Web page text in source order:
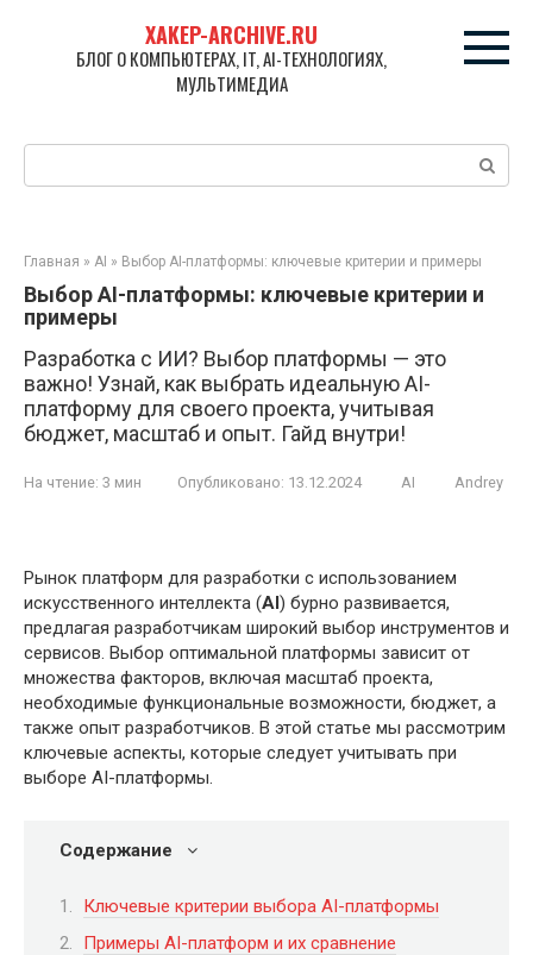
XAKEP-ARCHIVE.RU
БЛОГ О КОМПЬЮТЕРАХ, IT, AI-ТЕХНОЛОГИЯХ,
МУЛЬТИМЕДИА
Поиск:
Главная » AI » Выбор AI-платформы: ключевые критерии и примеры
Выбор AI-платформы: ключевые критерии и
примеры
Разработка с ИИ? Выбор платформы — это
важно! Узнай, как выбрать идеальную AI-
платформу для своего проекта, учитывая
бюджет, масштаб и опыт. Гайд внутри!
На чтение: 3 мин Опубликовано: 13.12.2024 AI Andrey
Рынок платформ для разработки с использованием
искусственного интеллекта (AI) бурно развивается,
предлагая разработчикам широкий выбор инструментов и
сервисов. Выбор оптимальной платформы зависит от
множества факторов, включая масштаб проекта,
необходимые функциональные возможности, бюджет, а
также опыт разработчиков. В этой статье мы рассмотрим
ключевые аспекты, которые следует учитывать при
выборе AI-платформы.
Содержание
Ключевые критерии выбора AI-платформы
Примеры AI-платформ и их сравнение